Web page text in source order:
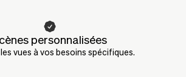
personnalisées
vues à vos besoins spécifiques.